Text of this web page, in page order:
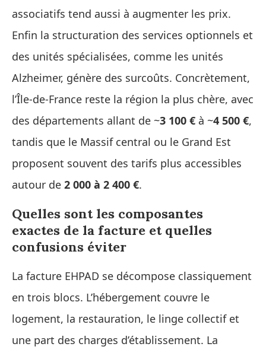
associatifs tend aussi à augmenter les prix.
Enfin la structuration des services optionnels et
des unités spécialisées, comme les unités
Alzheimer, génère des surcoûts. Concrètement,
l’Île-de-France reste la région la plus chère, avec
des départements allant de ~3 100 € à ~4 500 €,
tandis que le Massif central ou le Grand Est
proposent souvent des tarifs plus accessibles
autour de 2 000 à 2 400 €.
Quelles sont les composantes
exactes de la facture et quelles
confusions éviter
La facture EHPAD se décompose classiquement
en trois blocs. L’hébergement couvre le
logement, la restauration, le linge collectif et
une part des charges d’établissement. La